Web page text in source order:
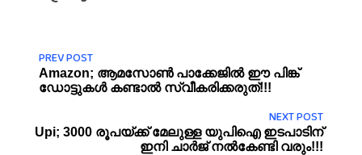
PREV POST
Amazon; ആമസോൺ പാക്കേജിൽ ഈ പിങ്ക്
ഡോട്ടുകൾ കണ്ടാൽ സ്വീകരിക്കരുത്!!!
NEXT POST
Upi; 3000 രൂപയ്ക്ക് മേലുള്ള യുപിഐ ഇടപാടിന്
ഇനി ചാർജ് നൽകേണ്ടി വരും!!!